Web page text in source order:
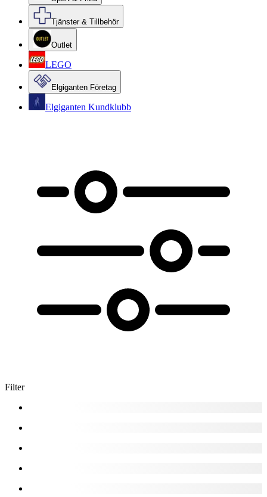
Tjänster & Tillbehör
Outlet
LEGO
Elgiganten Företag
Elgiganten Kundklubb
Filter